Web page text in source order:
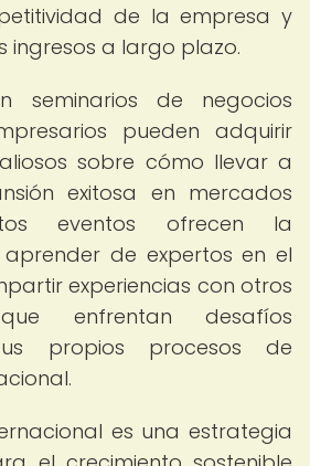
de la empresa y
ingresos a largo plazo.
seminarios de negocios
pueden adquirir
sobre cómo llevar a
exitosa en mercados
eventos ofrecen la
de expertos en el
experiencias con otros
enfrentan desafíos
propios procesos de
es una estrategia